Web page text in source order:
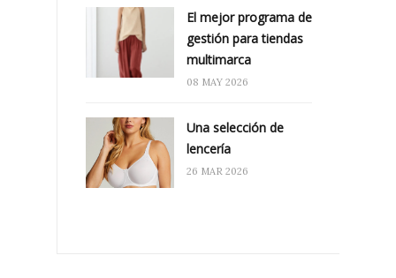
El mejor programa de
gestión para tiendas
multimarca
08 MAY 2026
Una selección de
lencería
26 MAR 2026